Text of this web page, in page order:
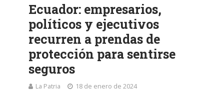
Ecuador: empresarios,
políticos y ejecutivos
recurren a prendas de
protección para sentirse
seguros
La Patria 18 de enero de 2024